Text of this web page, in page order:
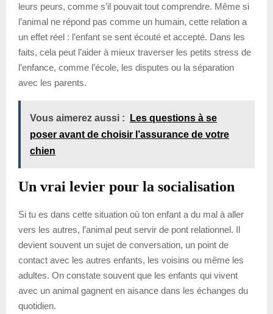
leurs peurs, comme s’il pouvait tout comprendre. Même si
l’animal ne répond pas comme un humain, cette relation a
un effet réel : l’enfant se sent écouté et accepté. Dans les
faits, cela peut l’aider à mieux traverser les petits stress de
l’enfance, comme l’école, les disputes ou la séparation
avec les parents.
Vous aimerez aussi :
Les questions à se
poser avant de choisir l’assurance de votre
chien
Un vrai levier pour la socialisation
Si tu es dans cette situation où ton enfant a du mal à aller
vers les autres, l’animal peut servir de pont relationnel. Il
devient souvent un sujet de conversation, un point de
contact avec les autres enfants, les voisins ou même les
adultes. On constate souvent que les enfants qui vivent
avec un animal gagnent en aisance dans les échanges du
quotidien.